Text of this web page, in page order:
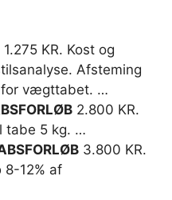
KR. Kost og
Afsteming
for vægttabet. …
2.800 KR.
tabe 5 kg. …
3.800 KR.
8-12% af